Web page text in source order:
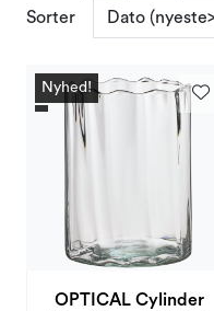
Sorter
Nyhed!
OPTICAL Cylinder